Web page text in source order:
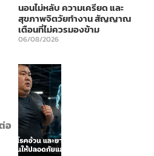
อ
นอนไม่หลับ ความเครียด และ
สุขภาพจิตวัยทำงาน สัญญาณ
เตือนที่ไม่ควรมองข้าม
06/08/2026